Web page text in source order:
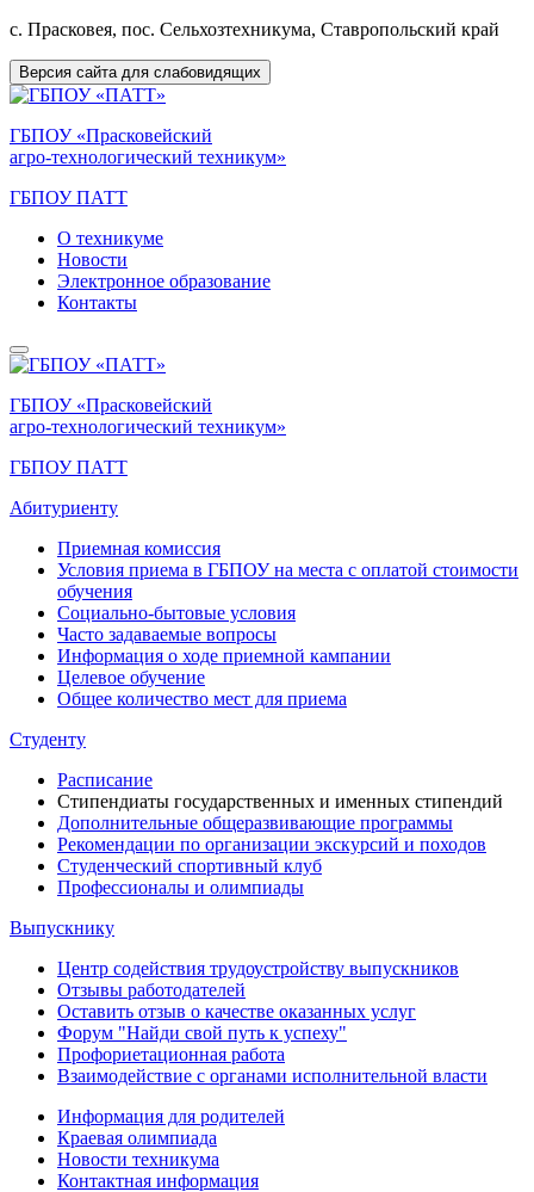
с. Прасковея, пос. Сельхозтехникума, Ставропольский край
Версия сайта для слабовидящих
ГБПОУ «Прасковейский
агро-технологический техникум»
ГБПОУ ПАТТ
О техникуме
Новости
Электронное образование
Контакты
ГБПОУ «Прасковейский
агро-технологический техникум»
ГБПОУ ПАТТ
Абитуриенту
Приемная комиссия
Условия приема в ГБПОУ на места с оплатой стоимости
обучения
Социально-бытовые условия
Часто задаваемые вопросы
Информация о ходе приемной кампании
Целевое обучение
Общее количество мест для приема
Студенту
Расписание
Стипендиаты государственных и именных стипендий
Дополнительные общеразвивающие программы
Рекомендации по организации экскурсий и походов
Студенческий спортивный клуб
Профессионалы и олимпиады
Выпускнику
Центр содействия трудоустройству выпускников
Отзывы работодателей
Оставить отзыв о качестве оказанных услуг
Форум "Найди свой путь к успеху"
Профориетационная работа
Взаимодействие с органами исполнительной власти
Информация для родителей
Краевая олимпиада
Новости техникума
Контактная информация